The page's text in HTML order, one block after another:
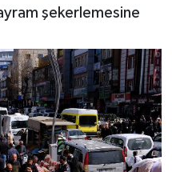
şekerlemesine